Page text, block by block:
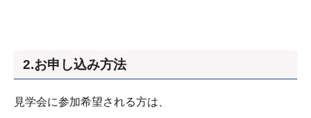
2.お申し込み方法
見学会に参加希望される方は、